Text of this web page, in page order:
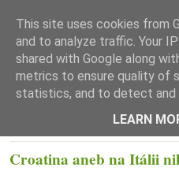
☰
Croatina aneb na Itálii
This site uses cookies from
and to analyze traffic. Your
shared with Google along
metrics to ensure quality of
statistics, and to detect and
LEARN